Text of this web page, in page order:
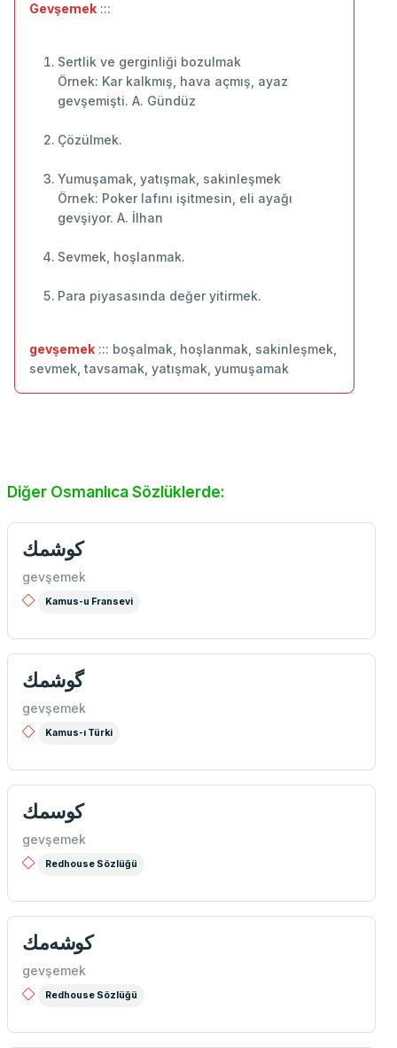
Gevşemek :::
Sertlik ve gerginliği bozulmak
Örnek: Kar kalkmış, hava açmış, ayaz
gevşemişti. A. Gündüz
Çözülmek.
Yumuşamak, yatışmak, sakinleşmek
Örnek: Poker lafını işitmesin, eli ayağı
gevşiyor. A. İlhan
Sevmek, hoşlanmak.
Para piyasasında değer yitirmek.
gevşemek ::: boşalmak, hoşlanmak, sakinleşmek,
sevmek, tavsamak, yatışmak, yumuşamak
Diğer Osmanlıca Sözlüklerde:
كوشمك
gevşemek
Kamus-u Fransevi
گوشمك
gevşemek
Kamus-ı Türki
كوسمك
gevşemek
Redhouse Sözlüğü
كوشه‌مك
gevşemek
Redhouse Sözlüğü